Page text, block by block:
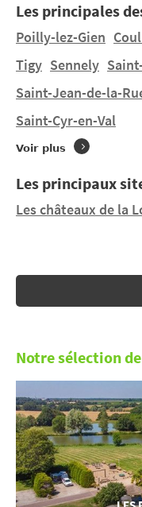
et culture : de la
jusqu’au château
nombreux parcs de
Aucun camping ne
en-Puisaye. En
aide à trouver un
Batilly-en-Puisaye : 1
Écluses à 14,59 km,
Les principales
Poilly-lez-Gien
Tigy Sennely
Saint-Jean-de-la-
Saint-Cyr-en-Val
Voir plus
Les principaux
Les châteaux de la
Notre sélection